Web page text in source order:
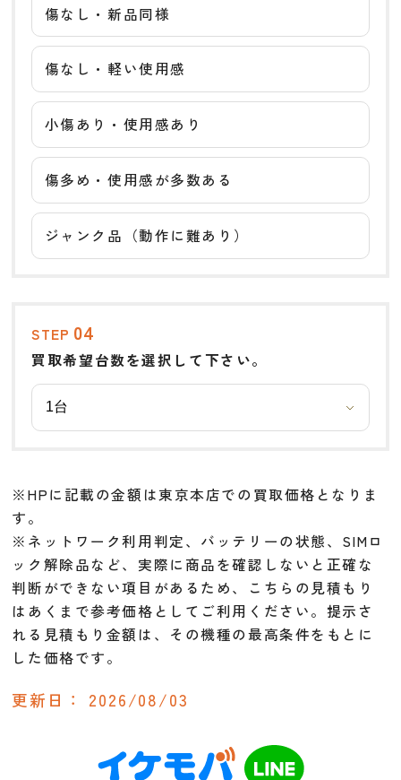
傷なし・新品同様
傷なし・軽い使用感
小傷あり・使用感あり
傷多め・使用感が多数ある
ジャンク品（動作に難あり）
STEP 04
買取希望台数を選択して下さい。
※HPに記載の金額は東京本店での買取価格となりま
す。
※ネットワーク利用判定、バッテリーの状態、SIMロ
ック解除品など、実際に商品を確認しないと正確な
判断ができない項目があるため、こちらの見積もり
はあくまで参考価格としてご利用ください。提示さ
れる見積もり金額は、その機種の最高条件をもとに
した価格です。
更新日： 2026/08/03